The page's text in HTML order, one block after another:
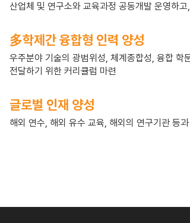
산업체 및 연구소와 교육과정 공동개발 운영하
多학제간 융합형 인력 양성
우주분야 기술의 광범위성, 체계종합성, 융합 학
전달하기 위한 커리큘럼 마련
글로벌 인재 양성
해외 연수, 해외 유수 교육, 해외의 연구기관 등